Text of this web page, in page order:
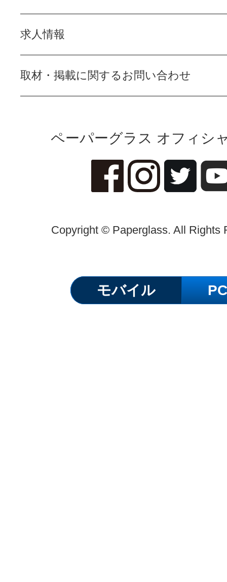
求人情報
取材・掲載に関するお問い合わせ
ペーパーグラス オフィシ
Copyright © Paperglass. All Rights
モバイル